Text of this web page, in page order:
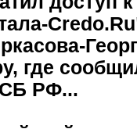
где
РФ...